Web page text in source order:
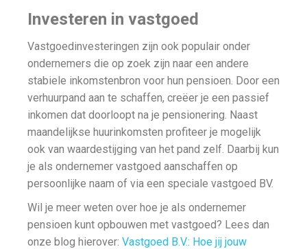
Investeren in vastgoed
Vastgoedinvesteringen zijn ook populair onder
ondernemers die op zoek zijn naar een andere
stabiele inkomstenbron voor hun pensioen. Door een
verhuurpand aan te schaffen, creëer je een passief
inkomen dat doorloopt na je pensionering. Naast
maandelijkse huurinkomsten profiteer je mogelijk
ook van waardestijging van het pand zelf. Daarbij kun
je als ondernemer vastgoed aanschaffen op
persoonlijke naam of via een speciale vastgoed BV.
Wil je meer weten over hoe je als ondernemer
pensioen kunt opbouwen met vastgoed? Lees dan
onze blog hierover: Vastgoed B.V.: Hoe jij jouw